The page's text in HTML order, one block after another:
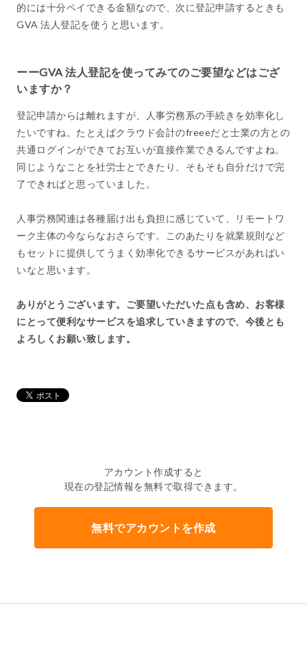
的には十分ペイできる金額なので、次に登記申請するときも
GVA 法人登記を使うと思います。
ーーGVA 法人登記を使ってみてのご要望などはござ
いますか？
登記申請からは離れますが、人事労務系の手続きを効率化し
たいですね。たとえばクラウド会計のfreeeだと士業の方との
共通ログインができてお互いが直接作業できるんですよね。
同じようなことを社労士とできたり、そもそも自分だけで完
了できればと思っていました。
人事労務関連は各種届け出も負担に感じていて、リモートワ
ーク主体の今ならなおさらです。このあたりを就業規則など
もセットに提供してうまく効率化できるサービスがあればい
いなと思います。
ありがとうございます。ご要望いただいた点も含め、お客様
にとって便利なサービスを追求していきますので、今後とも
よろしくお願い致します。
アカウント作成すると
現在の登記情報を無料で取得できます。
無料でアカウントを作成